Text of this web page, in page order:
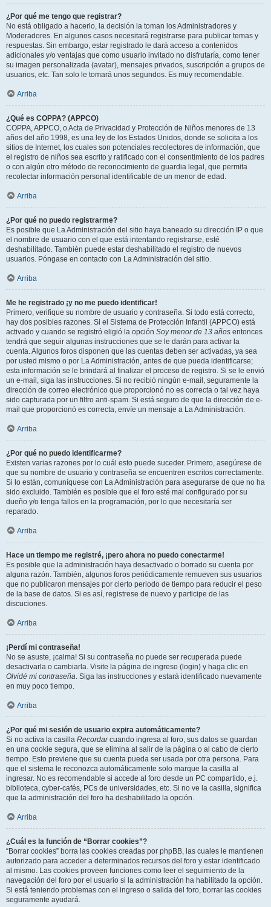
¿Por qué me tengo que registrar?
No está obligado a hacerlo, la decisión la toman los Administradores y
Moderadores. En algunos casos necesitará registrarse para publicar temas y
respuestas. Sin embargo, estar registrado le dará acceso a contenidos
adicionales y/o ventajas que como usuario invitado no disfrutaría, como tener
su imagen personalizada (avatar), mensajes privados, suscripción a grupos de
usuarios, etc. Tan solo le tomará unos segundos. Es muy recomendable.
Arriba
¿Qué es COPPA? (APPCO)
COPPA, APPCO, o Acta de Privacidad y Protección de Niños menores de 13
años del año 1998, es una ley de los Estados Unidos, donde se solicita a los
sitios de Internet, los cuales son potenciales recolectores de información, que
el registro de niños sea escrito y ratificado con el consentimiento de los padres
o con algún otro método de reconocimiento de guardia legal, que permita
recolectar información personal identificable de un menor de edad.
Arriba
¿Por qué no puedo registrarme?
Es posible que La Administración del sitio haya baneado su dirección IP o que
el nombre de usuario con el que está intentando registrarse, esté
deshabilitado. También puede estar deshabilitado el registro de nuevos
usuarios. Póngase en contacto con La Administración del sitio.
Arriba
Me he registrado ¡y no me puedo identificar!
Primero, verifique su nombre de usuario y contraseña. Si todo está correcto,
hay dos posibles razones. Si el Sistema de Protección Infantil (APPCO) está
activado y cuando se registró eligió la opción Soy menor de 13 años entonces
tendrá que seguir algunas instrucciones que se le darán para activar la
cuenta. Algunos foros disponen que las cuentas deben ser activadas, ya sea
por usted mismo o por La Administración, antes de que pueda identificarse;
esta información se le brindará al finalizar el proceso de registro. Si se le envió
un e-mail, siga las instrucciones. Si no recibió ningún e-mail, seguramente la
dirección de correo electrónico que proporcionó no es correcta o tal vez haya
sido capturada por un filtro anti-spam. Si está seguro de que la dirección de e-
mail que proporcionó es correcta, envíe un mensaje a La Administración.
Arriba
¿Por qué no puedo identificarme?
Existen varias razones por lo cuál esto puede suceder. Primero, asegúrese de
que su nombre de usuario y contraseña se encuentren escritos correctamente.
Si lo están, comuníquese con La Administración para asegurarse de que no ha
sido excluido. También es posible que el foro esté mal configurado por su
dueño y/o tenga fallos en la programación, por lo que necesitaría ser
reparado.
Arriba
Hace un tiempo me registré, ¡pero ahora no puedo conectarme!
Es posible que la administración haya desactivado o borrado su cuenta por
alguna razón. También, algunos foros periódicamente remueven sus usuarios
que no publicaron mensajes por cierto periodo de tiempo para reducir el peso
de la base de datos. Si es así, registrese de nuevo y participe de las
discuciones.
Arriba
¡Perdí mi contraseña!
No se asuste, ¡calma! Si su contraseña no puede ser recuperada puede
desactivarla o cambiarla. Visite la página de ingreso (login) y haga clic en
Olvidé mi contraseña. Siga las instrucciones y estará identificado nuevamente
en muy poco tiempo.
Arriba
¿Por qué mi sesión de usuario expira automáticamente?
Si no activa la casilla Recordarcuando ingresa al foro, sus datos se guardan
en una cookie segura, que se elimina al salir de la página o al cabo de cierto
tiempo. Esto previene que su cuenta pueda ser usada por otra persona. Para
que el sistema le reconozca automáticamente solo marque la casilla al
ingresar. No es recomendable si accede al foro desde un PC compartido, e.j.
biblioteca, cyber-cafés, PCs de universidades, etc. Si no ve la casilla, significa
que la administración del foro ha deshabilitado la opción.
Arriba
¿Cuál es la función de “Borrar cookies”?
“Borrar cookies” borra las cookies creadas por phpBB, las cuales le mantienen
autorizado para acceder a determinados recursos del foro y estar identificado
al mismo. Las cookies proveen funciones como leer el seguimiento de la
navegación del foro por el usuario si la administración ha habilitado la opción.
Si está teniendo problemas con el ingreso o salida del foro, borrar las cookies
seguramente ayudará.